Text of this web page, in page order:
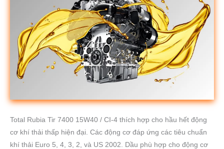
Total Rubia Tir 7400 15W40 / CI-4 thích hợp cho hầu hết động
cơ khí thải thấp hiện đại. Các động cơ đáp ứng các tiêu chuẩn
khí thải Euro 5, 4, 3, 2, và US 2002. Dầu phù hợp cho động cơ